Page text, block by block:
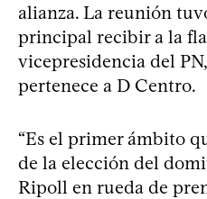
alianza. La reunión
principal recibir a la
vicepresidencia del
pertenece a D Centro.
“Es el primer ámbito
de la elección del
Ripoll en rueda de